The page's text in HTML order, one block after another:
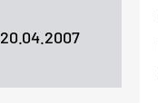
20.04.2007